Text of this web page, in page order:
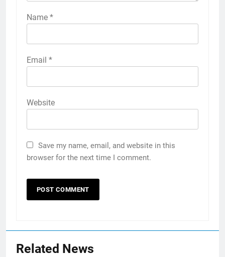
Name *
Email *
Website
Save my name, email, and website in this
browser for the next time I comment.
Related News